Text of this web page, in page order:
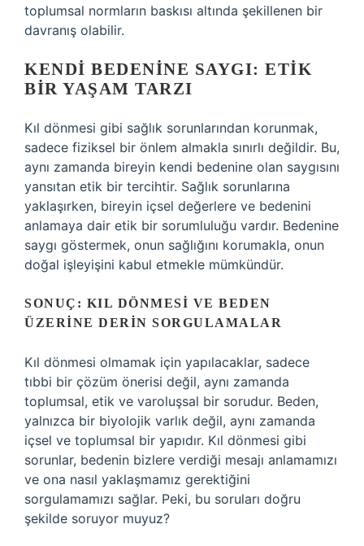
toplumsal normların baskısı altında şekillenen bir
davranış olabilir.
KENDI BEDENINE SAYGI: ETIK
BIR YAŞAM TARZI
Kıl dönmesi gibi sağlık sorunlarından korunmak,
sadece fiziksel bir önlem almakla sınırlı değildir. Bu,
aynı zamanda bireyin kendi bedenine olan saygısını
yansıtan etik bir tercihtir. Sağlık sorunlarına
yaklaşırken, bireyin içsel değerlere ve bedenini
anlamaya dair etik bir sorumluluğu vardır. Bedenine
saygı göstermek, onun sağlığını korumakla, onun
doğal işleyişini kabul etmekle mümkündür.
SONUÇ: KIL DÖNMESI VE BEDEN
ÜZERINE DERIN SORGULAMALAR
Kıl dönmesi olmamak için yapılacaklar, sadece
tıbbi bir çözüm önerisi değil, aynı zamanda
toplumsal, etik ve varoluşsal bir sorudur. Beden,
yalnızca bir biyolojik varlık değil, aynı zamanda
içsel ve toplumsal bir yapıdır. Kıl dönmesi gibi
sorunlar, bedenin bizlere verdiği mesajı anlamamızı
ve ona nasıl yaklaşmamız gerektiğini
sorgulamamızı sağlar. Peki, bu soruları doğru
şekilde soruyor muyuz?